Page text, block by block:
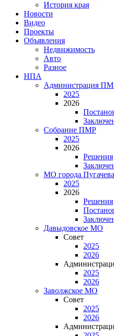
История края
Новости
Видео
Проекты
Объявления
Недвижимость
Авто
Разное
НПА
Администрация
2025
2026
Собрание ПМР
2025
2026
Решения
МО города Пугачева
2025
2026
Решения
Давыдовское МО
Совет
2025
2026
2025
2026
Заволжское МО
Совет
2025
2026